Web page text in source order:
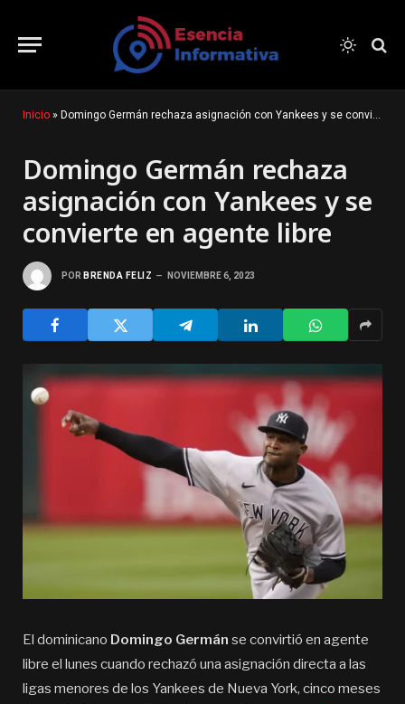
Inicio » Domingo Germán rechaza asignación con Yankees y se convierte en agente libre
Domingo Germán rechaza
asignación con Yankees y se
convierte en agente libre
POR BRENDA FELIZ NOVIEMBRE 6, 2023
El dominicano Domingo Germán se convirtió en agente
libre el lunes cuando rechazó una asignación directa a las
ligas menores de los Yankees de Nueva York, cinco meses